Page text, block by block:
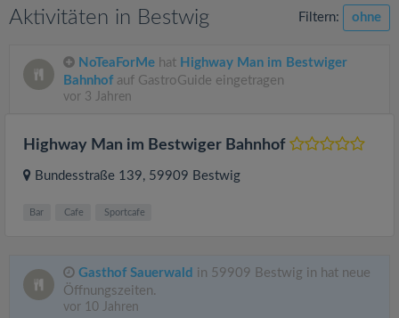
Aktivitäten in Bestwig Filtern: ohne
NoTeaForMe hat Highway Man im Bestwiger
Bahnhof auf GastroGuide eingetragen
vor 3 Jahren
Highway Man im Bestwiger Bahnhof
Bundesstraße 139, 59909 Bestwig
Bar Cafe Sportcafe
Gasthof Sauerwald in 59909 Bestwig in hat neue
Öffnungszeiten.
vor 10 Jahren